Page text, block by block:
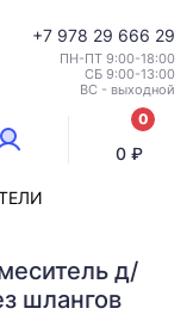
+7 978 29 666 29
ПН-ПТ 9:00-18:00
СБ 9:00-13:00
ВС - выходной
0
позиций
0 ₽
д/
шлангов